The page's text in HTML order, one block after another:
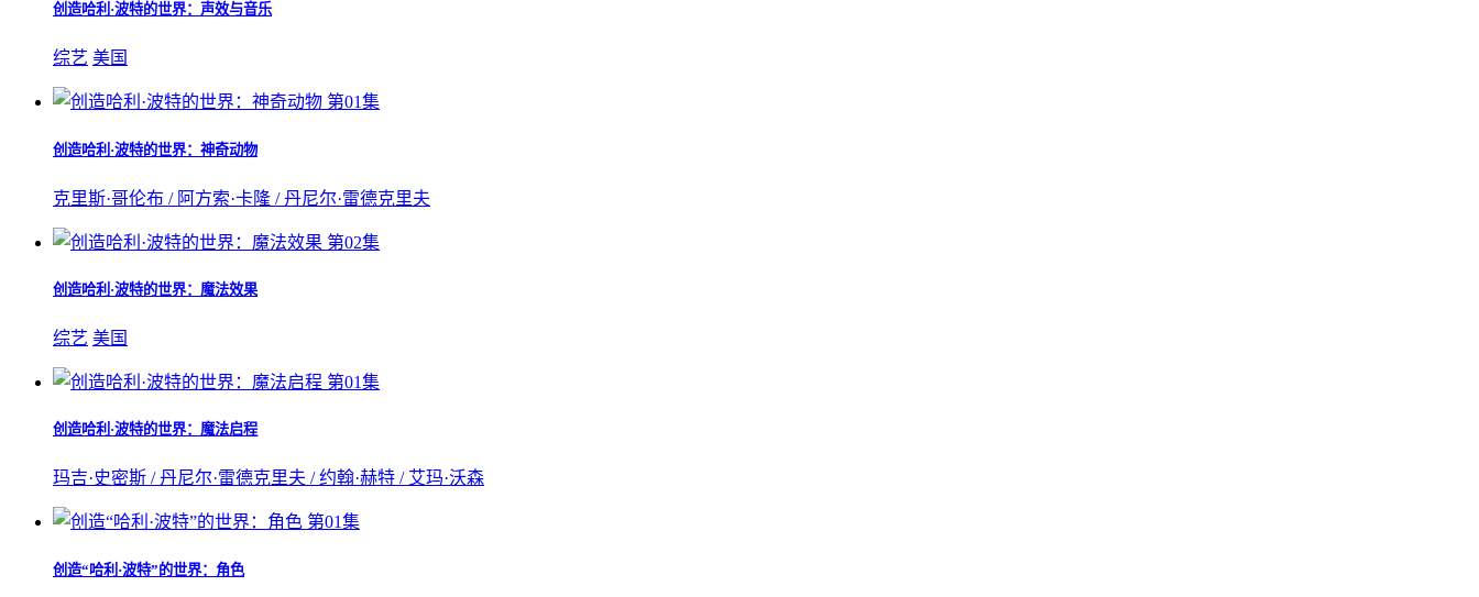
创造哈利·波特的世界：声效与音乐
综艺 美国
第01集
创造哈利·波特的世界：神奇动物
克里斯·哥伦布 / 阿方索·卡隆 / 丹尼尔·雷德克里夫
第02集
创造哈利·波特的世界：魔法效果
综艺 美国
第01集
创造哈利·波特的世界：魔法启程
玛吉·史密斯 / 丹尼尔·雷德克里夫 / 约翰·赫特 / 艾玛·沃森
第01集
创造“哈利·波特”的世界：角色